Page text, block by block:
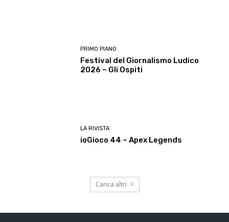
PRIMO PIANO
Festival del Giornalismo Ludico
2026 – Gli Ospiti
LA RIVISTA
ioGioco 44 – Apex Legends
Carica altri